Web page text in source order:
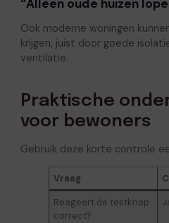
“Alleen oude huizen
Ook moderne woningen
krijgen, juist door goede
ventilatie.
Praktische
voor bewoners
Gebruik deze korte controle
Vraag
Reageert de testknop
correct?